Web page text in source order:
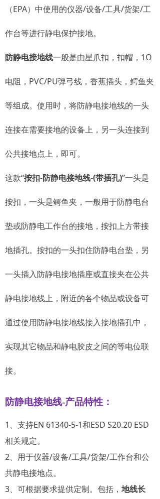
（EPA）中使用的仪器/设备/工具/货架/工
作台等进行静电保护接地。
防静电接地线一般是由星爪扣，扣帽，1Ω
电阻，PVC/PU弹弓线，香蕉插头，鳄鱼夹
等组成。 使用时，将防静电接地线的一头
连接在需要接地的设备上，另一头连接到
公共接地点上，即可。
这款“按扣-防静电接地线-(带插孔)”一头是
按扣，一头是鳄鱼夹，一般用于防静电台
垫或防静电工作台的接地，按扣上方带接
地插孔。按扣的一头扣住防静电台垫，另
一头插入防静电接地插座或直接夹在公共
静电接地线上 ，附近的各个物品或设备可
通过使用防静电接地线接入接地插孔中，
实现其它物品和静电胶皮之间的等电位联
接。
防静电接地线-产品特性：
1、支持EN 61340-5-1和ESD S20.20 ESD
相关规定。
2、用于仪器/设备/工具/货架/工作台和公
共静电接地点。
3、可根据要求提供定制。包括， 地线长